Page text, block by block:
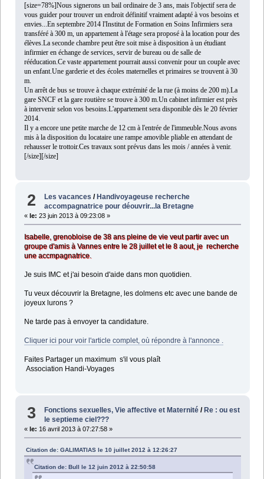
[size=78%]Nous signerons un bail ordinaire de 3 ans, mais l'objectif sera de
vous guider pour trouver un endroit définitif vraiment adapté à vos besoins et
envies...En septembre 2014 l'Institut de Formation en Soins Infirmiers sera
transféré à 300 m, un appartement à l'étage sera proposé à la location pour des
élèves.La seconde chambre peut être soit mise à disposition à un étudiant
infirmier en échange de services, servir de bureau ou de salle de
rééducation.Ce vaste appartement pourrait aussi convenir pour un couple avec
un enfant.Une garderie et des écoles maternelles et primaires se trouvent à 30
m.
Un arrêt de bus se trouve à chaque extrémité de la rue (à moins de 200 m).La
gare SNCF et la gare routière se trouve à 300 m.Un cabinet infirmier est près
à intervenir selon vos besoins.L'appartement sera disponible dès le 20 février
2014.
Il y a encore une petite marche de 12 cm à l'entrée de l'immeuble.Nous avons
mis à la disposition du locataire une rampe amovible pliable en attendant de
rehausser le trottoir.Ces travaux sont prévus dans les mois / années à venir.
[/size][/size]
2 Les vacances / Handivoyageuse recherche
accompagnatrice pour déouvrir...la Bretagne
« le: 23 juin 2013 à 09:23:08 »
Isabelle, grenobloise de 38 ans pleine de vie veut partir avec un
groupe d'amis à Vannes entre le 28 juillet et le 8 aout, je recherche
une accmpagnatrice.
Je suis IMC et j'ai besoin d'aide dans mon quotidien.
Tu veux découvrir la Bretagne, les dolmens etc avec une bande de
joyeux lurons ?
Ne tarde pas à envoyer ta candidature.
Cliquer ici pour voir l'article complet, où répondre à l'annonce .
Faites Partager un maximum s'il vous plaît
Association Handi-Voyages
3 Fonctions sexuelles, Vie affective et Maternité /Re : ou est
le septieme ciel???
« le: 16 avril 2013 à 07:27:58 »
Citation de: GALIMATIAS le 10 juillet 2012 à 12:26:27
Citation de: Bull le 12 juin 2012 à 22:50:58